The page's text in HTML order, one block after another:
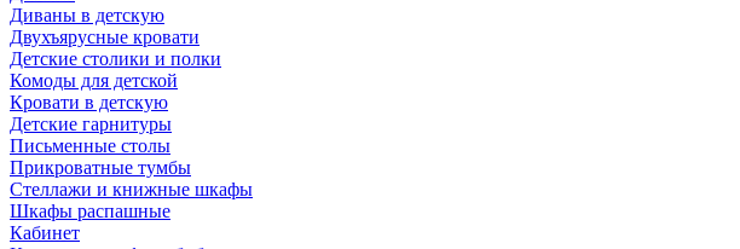
Диваны в детскую
Двухъярусные кровати
Детские столики и полки
Комоды для детской
Кровати в детскую
Детские гарнитуры
Письменные столы
Прикроватные тумбы
Стеллажи и книжные шкафы
Шкафы распашные
Кабинет